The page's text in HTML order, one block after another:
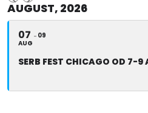
AUGUST, 2026
07
AUG
09
SERB FEST CHICAGO OD 7-